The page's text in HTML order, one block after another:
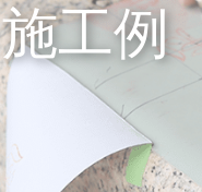
施工例